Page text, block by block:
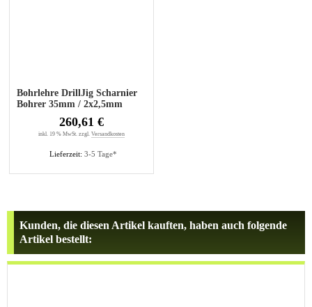
Bohrlehre DrillJig Scharnier
Bohrer 35mm / 2x2,5mm
Lieferzeit: 3-5 Tage*
260,61 €
inkl. 19 % MwSt. zzgl. Versandkosten
Kunden, die diesen Artikel kauften, haben auch folgende
Artikel bestellt: